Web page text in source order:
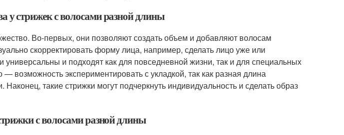
у стрижек с волосами разной длины
Во-первых, они позволяют создать объем и добавляют волосам
скорректировать форму лица, например, сделать лицо уже или
универсальны и подходят как для повседневной жизни, так и для специальных
возможность экспериментировать с укладкой, так как разная длина
Наконец, такие стрижки могут подчеркнуть индивидуальность и сделать образ
с волосами разной длины